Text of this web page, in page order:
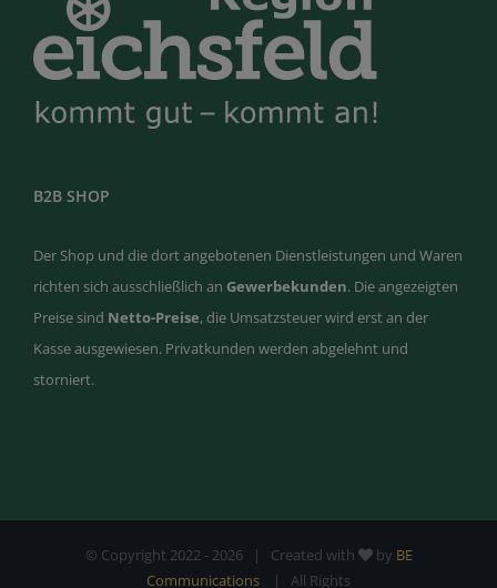
B2B SHOP
Der Shop und die dort angebotenen Dienstleistungen und Waren
richten sich ausschließlich an Gewerbekunden. Die angezeigten
Preise sind Netto-Preise, die Umsatzsteuer wird erst an der
Kasse ausgewiesen. Privatkunden werden abgelehnt und
storniert.
© Copyright 2022 - 2026 | Created with by BE
Communications
| All Rights